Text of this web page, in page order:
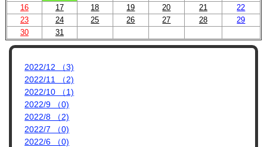
16
17 18 19 20 21
22
23
24 25 26 27 28
29
30
31
2022/12 （3)
2022/11 （2)
2022/10 （1)
2022/9 （0)
2022/8 （2)
2022/7 （0)
2022/6 （0)